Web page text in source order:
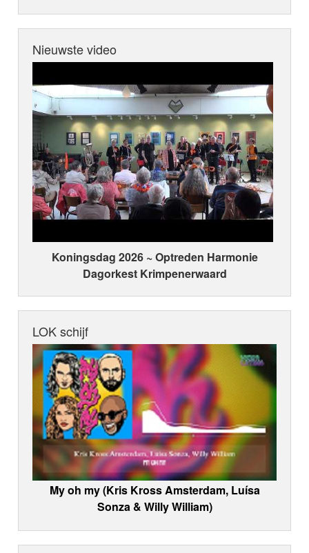
Nieuwste video
Koningsdag 2026 ~ Optreden Harmonie
Dagorkest Krimpenerwaard
LOK schijf
My oh my (Kris Kross Amsterdam, Luísa
Sonza & Willy William)